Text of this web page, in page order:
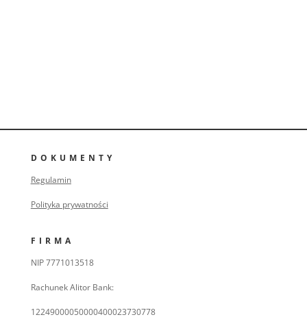
DOKUMENTY
Regulamin
Polityka prywatności
FIRMA
NIP 7771013518
Rachunek Alitor Bank:
12249000050000400023730778